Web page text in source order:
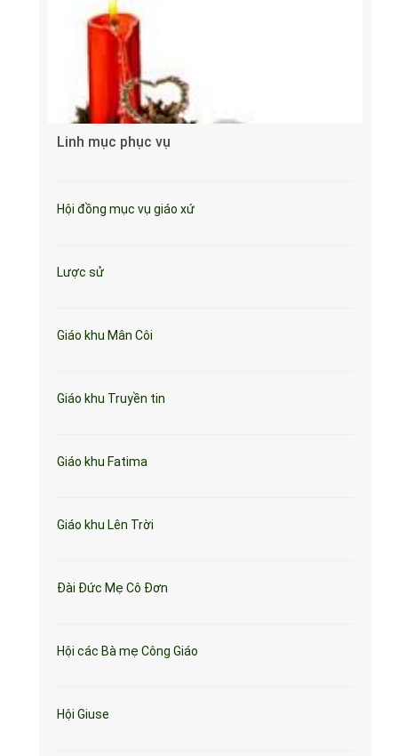
Linh mục phục vụ
Hội đồng mục vụ giáo xứ
Lược sử
Giáo khu Mân Côi
Giáo khu Truyền tin
Giáo khu Fatima
Giáo khu Lên Trời
Đài Đức Mẹ Cô Đơn
Hội các Bà mẹ Công Giáo
Hội Giuse